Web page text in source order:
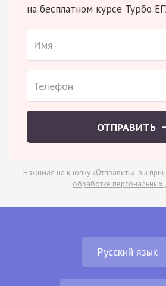
на бесплатном курсе Турбо
ОТПРАВИТЬ
Нажимая на кнопку «Отправить», вы
обработке
Русский язык